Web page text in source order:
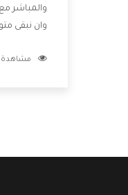
والمباشر
وان نبقى
بالخدمات
مشاهدة